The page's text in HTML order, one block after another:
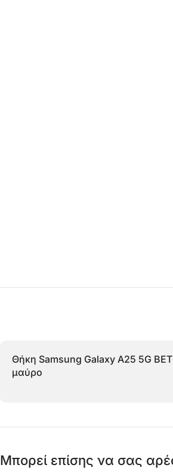
Θήκη Samsung Galaxy A25 5G
μαύρο
Μπορεί επίσης να σας